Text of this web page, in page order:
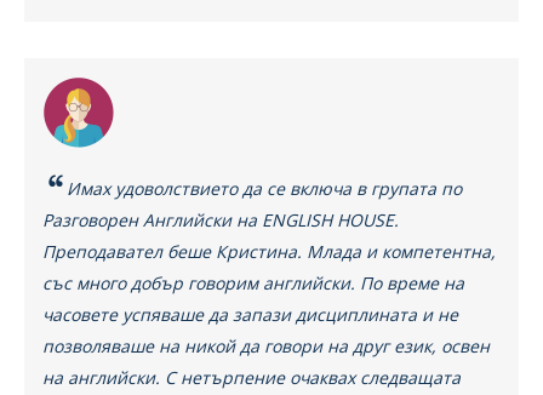
Имах удоволствието да се включа в групата по
Разговорен Английски на ENGLISH HOUSE.
Преподавател беше Кристина. Млада и компетентна,
със много добър говорим английски. По време на
часовете успяваше да запази дисциплината и не
позволяваше на никой да говори на друг език, освен
на английски. С нетърпение очаквах следващата